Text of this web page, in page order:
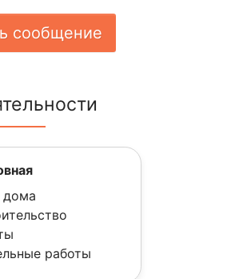
сообщение
дома
работы